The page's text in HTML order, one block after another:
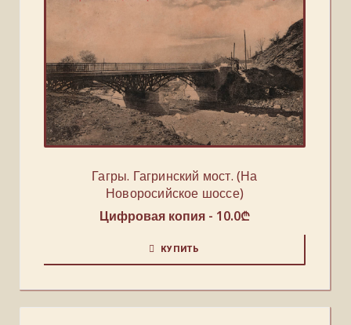
Гагры. Гагринский мост. (На
Новоросийское шоссе)
Цифровая копия - 10.0₾
КУПИТЬ